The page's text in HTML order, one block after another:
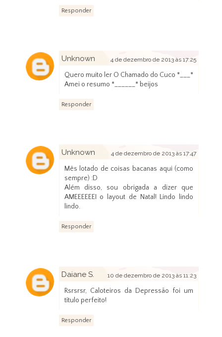
Responder
Unknown 4 de dezembro de 2013 às 17:25
Quero muito ler O Chamado do Cuco *___*
Amei o resumo *______* beijos
Responder
Unknown 4 de dezembro de 2013 às 17:47
Mês lotado de coisas bacanas aqui (como
sempre) :D
Além disso, sou obrigada a dizer que
AMEEEEEEI o layout de Natal! Lindo lindo
lindo.
Responder
Daiane S. 10 de dezembro de 2013 às 11:23
Rsrsrsr, Caloteiros da Depressão foi um
título perfeito!
Responder